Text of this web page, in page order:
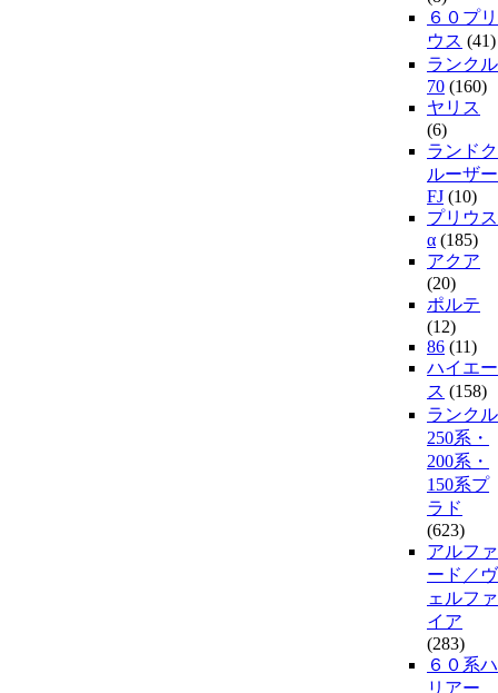
６０プリ
ウス (41)
ランクル
70 (160)
ヤリス
(6)
ランドク
ルーザー
FJ (10)
プリウス
α (185)
アクア
(20)
ポルテ
(12)
86 (11)
ハイエー
ス (158)
ランクル
250系・
200系・
150系プ
ラド
(623)
アルファ
ード／ヴ
ェルファ
イア
(283)
６０系ハ
リアー